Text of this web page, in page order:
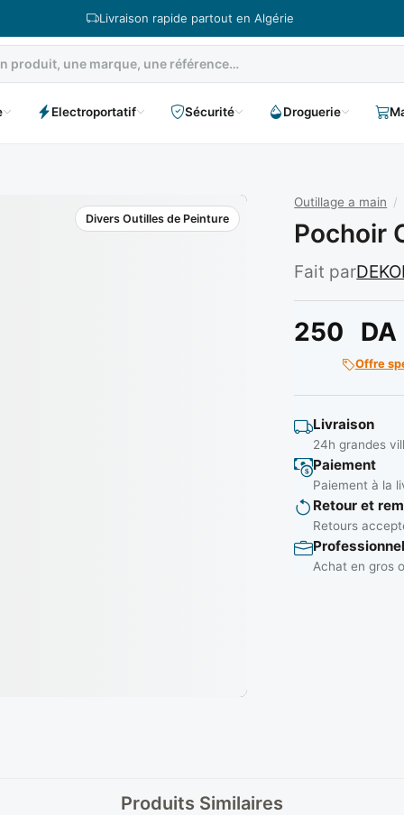
Livraison rapide partout en Algérie
Electroportatif Sécurité Droguerie
Divers Outilles de Peinture
Outillage a main /
Pochoir
Fait par
250 DA
Offre
Livraison
24h grandes
Paiement
Paiement à la
Retour et
Retours
Achat en gros
Produits Similaires